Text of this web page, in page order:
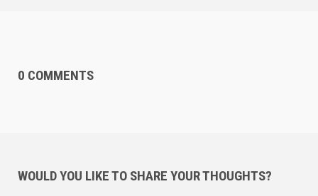
0 COMMENTS
WOULD YOU LIKE TO SHARE YOUR THOUGHTS?